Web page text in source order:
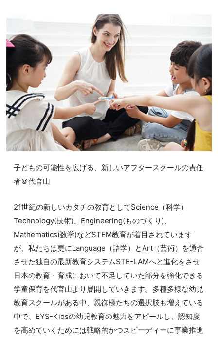
子どもの可能性を広げる、新しいアフタースクールの責任
者＠代官山
21世紀の新しいカタチの教育としてScience（科学）
Technology(技術)、Engineering(ものづくり)、
Mathematics(数学)などSTEM教育が着目されています
が、私たちは更にLanguage（語学）とArt（芸術）を通合
させた独自の最新教育システムSTE-LAMへと進化をさせ
日本の教育・育成において不足していた部分を強化できる
学童保育を代官山より展開していきます。多種多様な幼児
教育スクールがある中、親御様たちの選択肢も増えている
中で、EYS-Kidsの幼児教育の魅力をアピールし、認知度
を高めていくためには戦略的かつスピーディーに事業推進